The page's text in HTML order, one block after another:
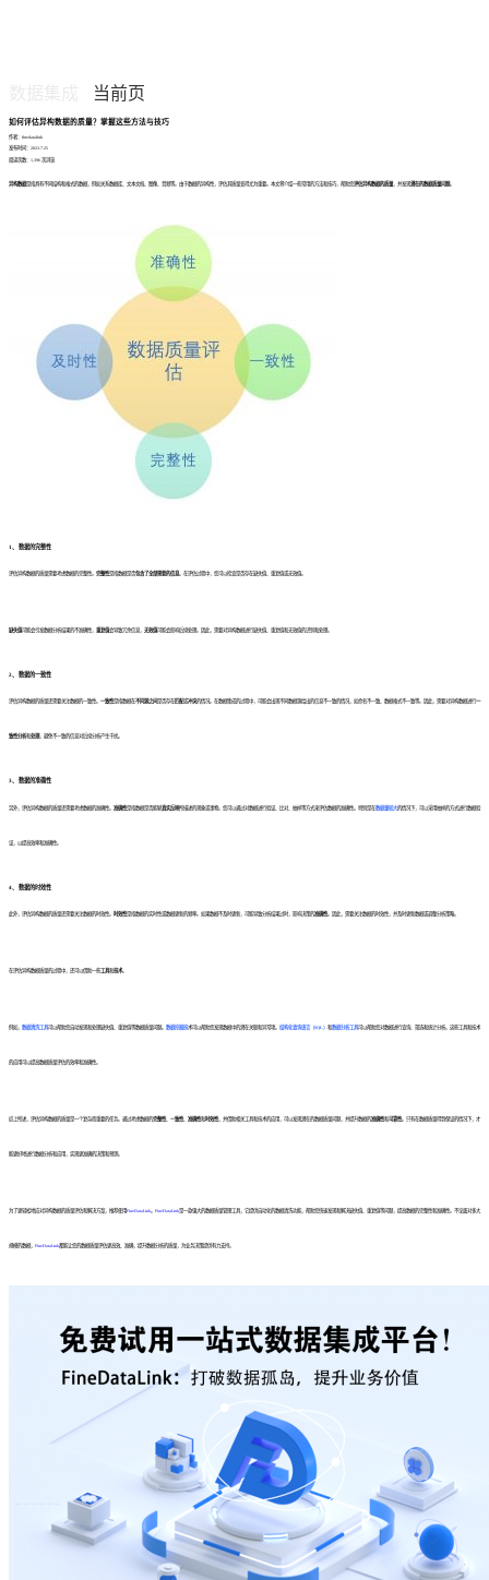
当前页
如何评估异构数据的质量？掌握这些方法与技巧
作者：finedatalink
发布时间：2023.7.25
阅读次数：1,396 次浏览
异构数据是指具有不同结构和格式的数据，例如关系数据库、文本文档、图像、音频等。由于数据的异构性，评估其质量变得尤为重要。本文将介绍一些常用的方法和技巧，帮助您评估异构数据的质量 ，并发现潜在的数据质量问题
1、 数据的完整性
评估异构数据的质量需要考虑数据的完整性。 完整性是指数据是否包含了全部需要的信息。在评估过程中，您可以检查是否存在缺失值、重复值或无效值。
缺失值可能会引发数据分析结果的不准确性， 重复值会导致冗余信息， 无效值可能会影响后续处理。因此，需要对异构数据进行缺失值、重复值和无效值的识别和处理。
2、 数据的一致性
评估异构数据的质量还需要关注数据的一致性。 一致性是指数据在不同源之间是否存在 匹配或冲突的情况。在数据集成的过程中，可能会出现不同数据源给出的信息不一致的情况，如命名不一致、数据格式不一致等。因此，需要对异构数据进行 一
致性分析 和 处理 ，避免不一致的信息对后续分析产生干扰。
3、 数据的准确性
另外，评估异构数据的质量还需要考虑数据的准确性。 准确性 是指数据是否能够 真实反映所描述的现象或事物。您可以通过对数据进行验证、比对、抽样等方式来评估数据的准确性。特别是在 数据量较大的情况下，可以采用抽样的方式进行数据验
证，以提高效率和准确性。
4、 数据的时效性
此外，评估异构数据的质量还需要关注数据的时效性。 时效性 是指数据的实时性或数据更新的频率。如果数据不及时更新，可能导致分析结果过时，影响决策的 准确性 。因此，需要关注数据的时效性，并及时更新数据或调整分析策略。
在评估异构数据质量的过程中，还可以借助一些工具 和 技术。
例如， 数据清洗工具 可以帮助您自动发现和处理缺失值、重复值等数据质量问题。 数据挖掘技术可以帮助您发现数据中的潜在关联和异常项。 结构化查询语言（SQL） 和 数据分析工具 可以帮助您对数据进行查询、筛选和统计分析。这些工具和技术
的应用可以提高数据质量评估的效率和准确性。
综上所述，评估异构数据的质量是一个复杂而重要的任务。通过考虑数据的 完整性 一致性 准确性 和 时效性 ，并借助相关工具和技术的应用，可以发现潜在的数据质量问题，并提升数据的 准确性 和 可靠性 。只有在数据质量得到保证的情况下，才
能更好地进行数据分析和应用，实现更准确的决策和预测。
为了更轻松地应对异构数据的质量评估和解决方案，推荐使用FineDataLink FineDataLink 是一款强大的数据质量管理工具，它提供自动化的数据清洗功能，帮助您快速发现和解决缺失值、重复值等问题，提高数据的完整性和准确性。不论面对多大
规模的数据， FineDataLink 都能让您的数据质量评估更高效、准确，提升数据分析的质量，为业务决策提供有力支持。